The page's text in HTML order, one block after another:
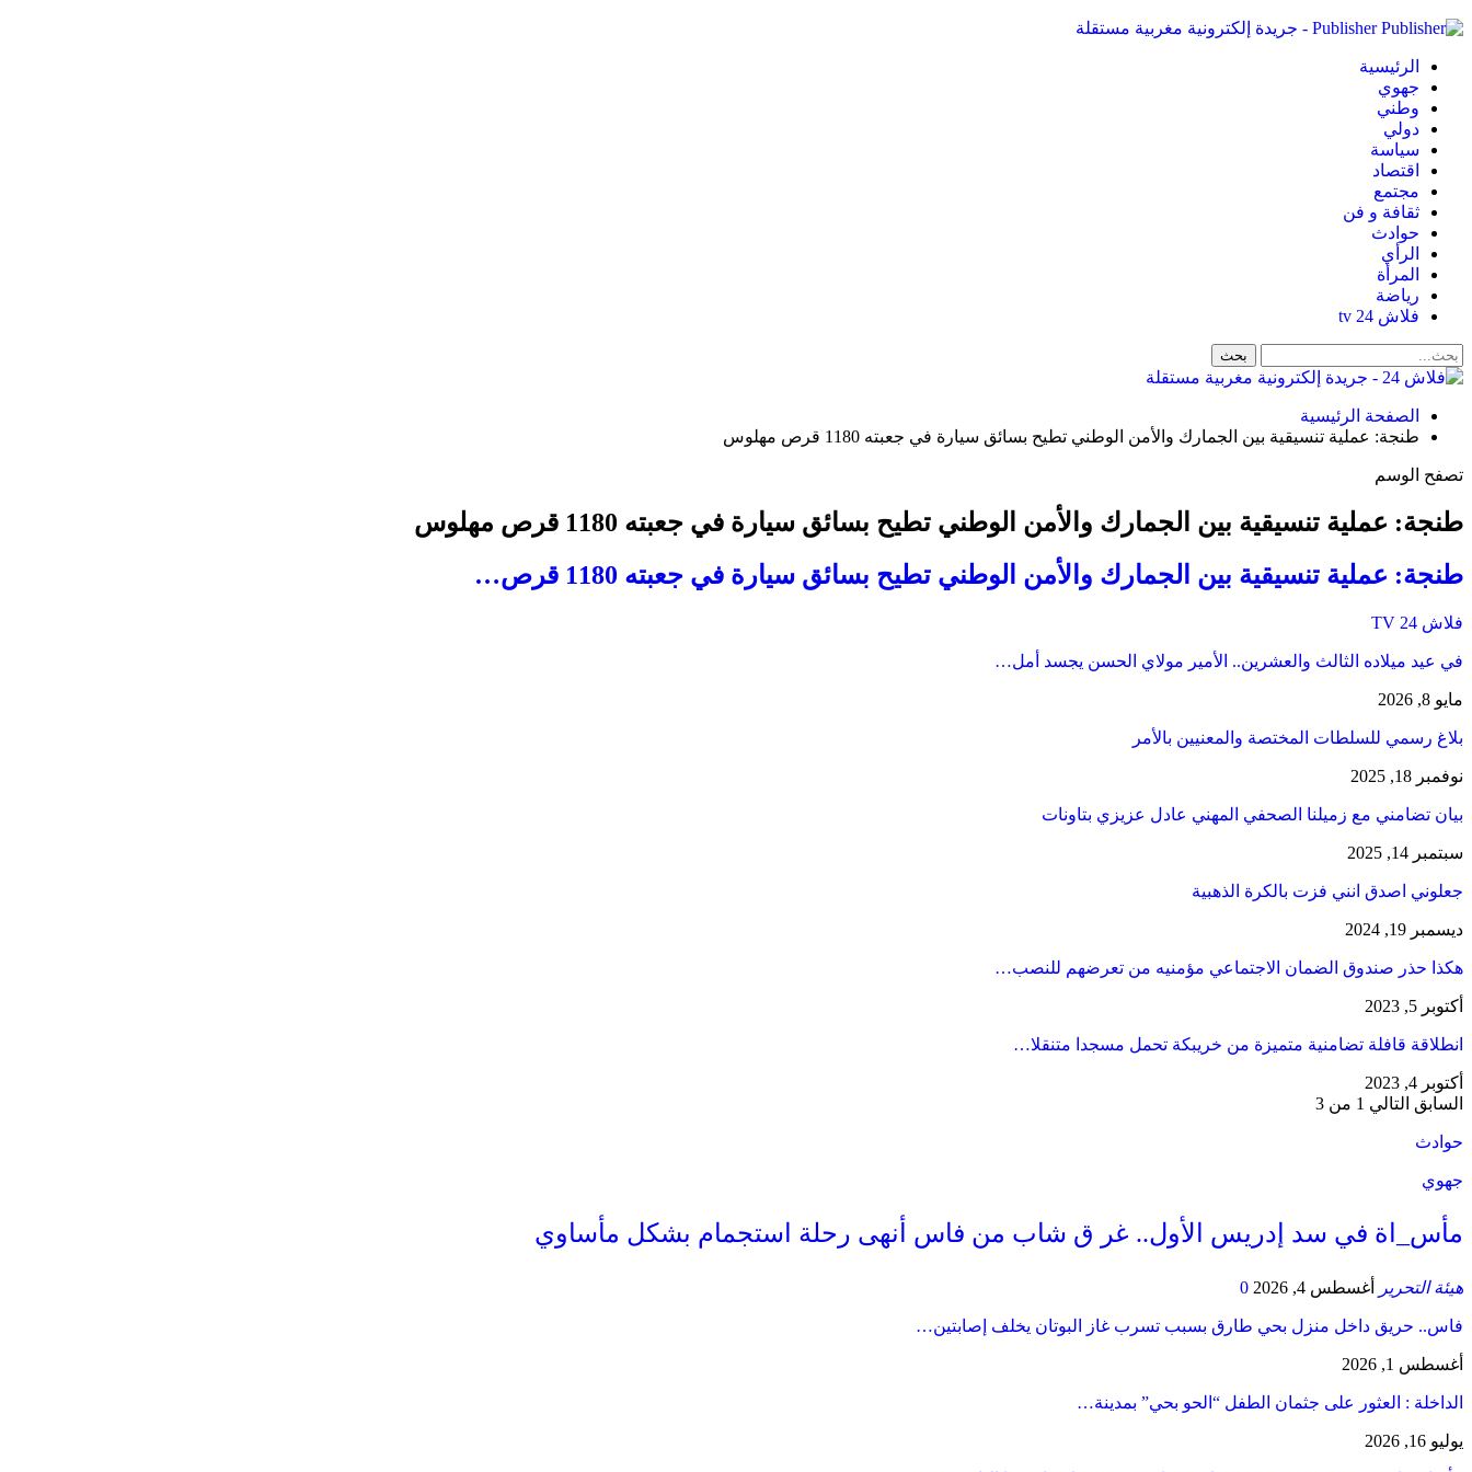
Publisher - جريدة إلكترونية مغربية مستقلة
الرئيسية
جهوي
وطني
دولي
سياسة
اقتصاد
مجتمع
ثقافة و فن
حوادث
الرأي
المرأة
رياضة
فلاش 24 tv
الصفحة الرئيسية
طنجة: عملية تنسيقية بين الجمارك والأمن الوطني تطيح بسائق سيارة في جعبته 1180 قرص مهلوس
تصفح الوسم
طنجة: عملية تنسيقية بين الجمارك والأمن الوطني تطيح بسائق سيارة في جعبته 1180 قرص مهلوس
طنجة: عملية تنسيقية بين الجمارك والأمن الوطني تطيح بسائق سيارة في جعبته 1180 قرص…
فلاش 24 TV
في عيد ميلاده الثالث والعشرين.. الأمير مولاي الحسن يجسد أمل…
مايو 8, 2026
بلاغ رسمي للسلطات المختصة والمعنيين بالأمر
نوفمبر 18, 2025
بيان تضامني مع زميلنا الصحفي المهني عادل عزيزي بتاونات
سبتمبر 14, 2025
جعلوني اصدق انني فزت بالكرة الذهبية
ديسمبر 19, 2024
هكذا حذر صندوق الضمان الاجتماعي مؤمنيه من تعرضهم للنصب…
أكتوبر 5, 2023
انطلاقة قافلة تضامنية متميزة من خريبكة تحمل مسجدا متنقلا…
أكتوبر 4, 2023
السابق التالي 1 من 3
حوادث
جهوي
مأس_اة في سد إدريس الأول.. غر ق شاب من فاس أنهى رحلة استجمام بشكل مأساوي
هيئة التحرير أغسطس 4, 2026 0
فاس.. حريق داخل منزل بحي طارق بسبب تسرب غاز البوتان يخلف إصابتين…
أغسطس 1, 2026
​الداخلة : العثور على جثمان الطفل “الحو بحي” بمدينة…
يوليو 16, 2026